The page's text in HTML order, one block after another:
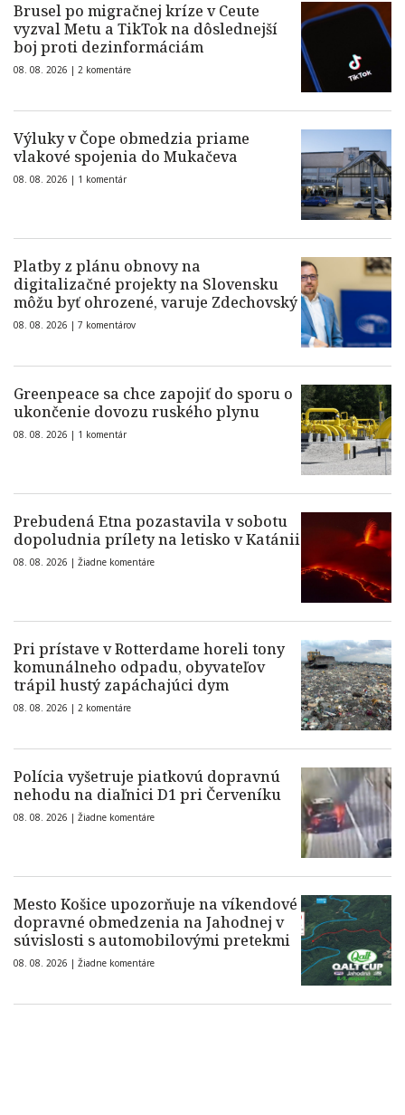
Brusel po migračnej kríze v Ceute
vyzval Metu a TikTok na dôslednejší
boj proti dezinformáciám
08. 08. 2026 | 2 komentáre
Výluky v Čope obmedzia priame
vlakové spojenia do Mukačeva
08. 08. 2026 | 1 komentár
Platby z plánu obnovy na
digitalizačné projekty na Slovensku
môžu byť ohrozené, varuje Zdechovský
08. 08. 2026 | 7 komentárov
Greenpeace sa chce zapojiť do sporu o
ukončenie dovozu ruského plynu
08. 08. 2026 | 1 komentár
Prebudená Etna pozastavila v sobotu
dopoludnia prílety na letisko v Katánii
08. 08. 2026 | Žiadne komentáre
Pri prístave v Rotterdame horeli tony
komunálneho odpadu, obyvateľov
trápil hustý zapáchajúci dym
08. 08. 2026 | 2 komentáre
Polícia vyšetruje piatkovú dopravnú
nehodu na diaľnici D1 pri Červeníku
08. 08. 2026 | Žiadne komentáre
Mesto Košice upozorňuje na víkendové
dopravné obmedzenia na Jahodnej v
súvislosti s automobilovými pretekmi
08. 08. 2026 | Žiadne komentáre